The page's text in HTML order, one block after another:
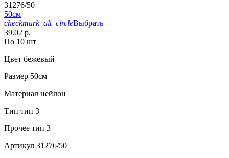
31276/50
50см
checkmark_alt_circleВыбрать
39.02 р.
По 10 шт
Цвет бежевый
Размер 50см
Материал нейлон
Тип тип 3
Прочее тип 3
Артикул 31276/50